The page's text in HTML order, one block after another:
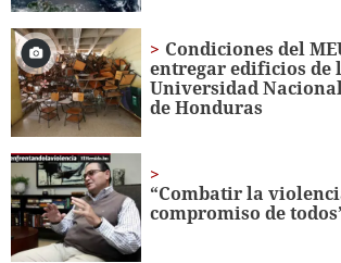
Condiciones del
entregar edificios de
Universidad
de Honduras
“Combatir la
compromiso de